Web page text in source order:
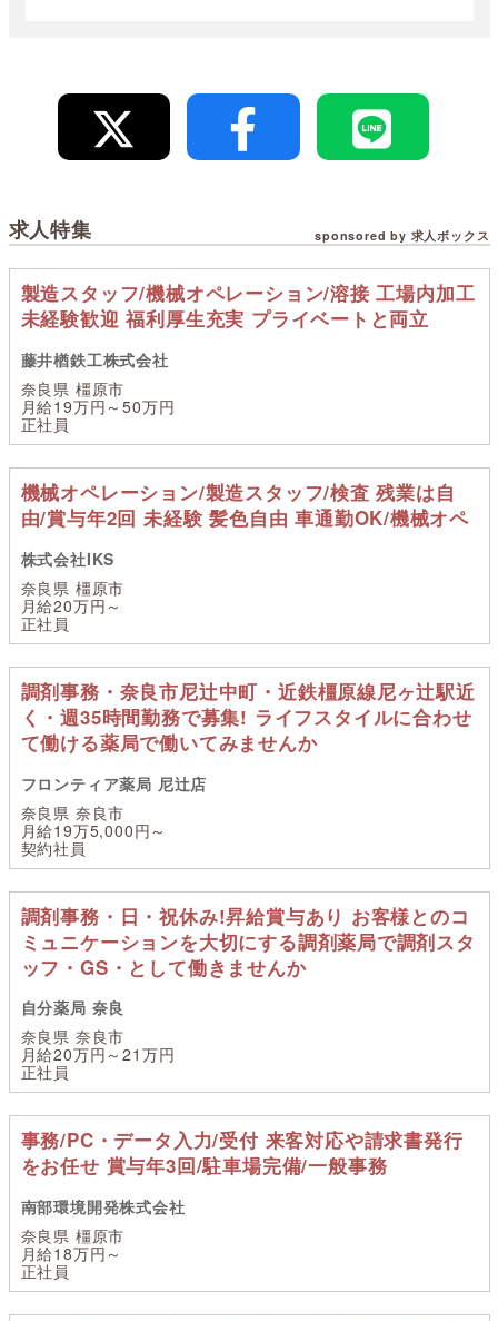
求人特集 sponsored by 求人ボックス
製造スタッフ/機械オペレーション/溶接 工場内加工
未経験歓迎 福利厚生充実 プライベートと両立
藤井楢鉄工株式会社
奈良県 橿原市
月給19万円～50万円
正社員
機械オペレーション/製造スタッフ/検査 残業は自
由/賞与年2回 未経験 髪色自由 車通勤OK/機械オペ
株式会社IKS
奈良県 橿原市
月給20万円～
正社員
調剤事務・奈良市尼辻中町・近鉄橿原線尼ヶ辻駅近
く・週35時間勤務で募集! ライフスタイルに合わせ
て働ける薬局で働いてみませんか
フロンティア薬局 尼辻店
奈良県 奈良市
月給19万5,000円～
契約社員
調剤事務・日・祝休み!昇給賞与あり お客様とのコ
ミュニケーションを大切にする調剤薬局で調剤スタ
ッフ・GS・として働きませんか
自分薬局 奈良
奈良県 奈良市
月給20万円～21万円
正社員
事務/PC・データ入力/受付 来客対応や請求書発行
をお任せ 賞与年3回/駐車場完備/一般事務
南部環境開発株式会社
奈良県 橿原市
月給18万円～
正社員